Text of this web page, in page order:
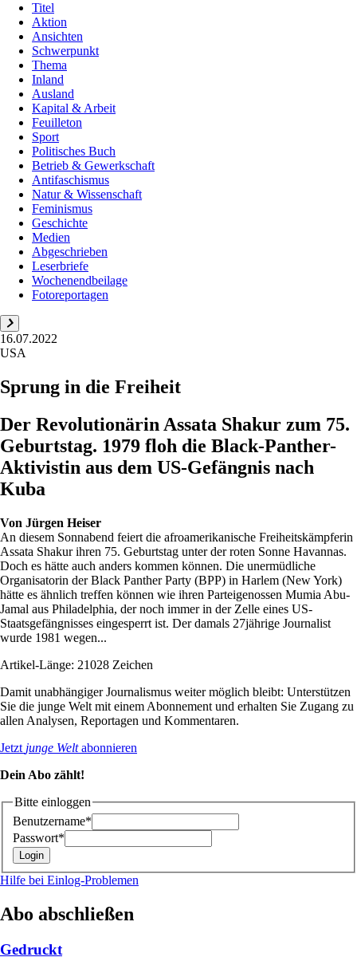
Titel
Aktion
Ansichten
Schwerpunkt
Thema
Inland
Ausland
Kapital & Arbeit
Feuilleton
Sport
Politisches Buch
Betrieb & Gewerkschaft
Antifaschismus
Natur & Wissenschaft
Feminismus
Geschichte
Medien
Abgeschrieben
Leserbriefe
Wochenendbeilage
Fotoreportagen
16.07.2022
USA
Sprung in die Freiheit
Der Revolutionärin Assata Shakur zum 75.
Geburtstag. 1979 floh die Black-Panther-
Aktivistin aus dem US-Gefängnis nach
Kuba
Von Jürgen Heiser
An diesem Sonnabend feiert die afroamerikanische Freiheitskämpferin
Assata Shakur ihren 75. Geburtstag unter der roten Sonne Havannas.
Doch es hätte auch anders kommen können. Die unermüdliche
Organisatorin der Black Panther Party (BPP) in Harlem (New York)
hätte es ähnlich treffen können wie ihren Parteigenossen Mumia Abu-
Jamal aus Philadelphia, der noch immer in der Zelle eines US-
Staatsgefängnisses eingesperrt ist. Der damals 27jährige Journalist
wurde 1981 wegen...
Artikel-Länge: 21028 Zeichen
Damit unabhängiger Journalismus weiter möglich bleibt: Unterstützen
Sie die junge Welt mit einem Abonnement und erhalten Sie Zugang zu
allen Analysen, Reportagen und Kommentaren.
Jetzt junge Weltabonnieren
Dein Abo zählt!
Bitte einloggen
Benutzername*
Passwort*
Hilfe bei Einlog-Problemen
Abo abschließen
Gedruckt